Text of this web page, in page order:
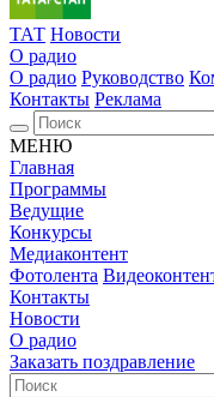
ТАТ Новости
О радио
О радио Руководство
Контакты Реклама
МЕНЮ
Главная
Программы
Ведущие
Конкурсы
Медиаконтент
Фотолента
Контакты
Новости
О радио
Заказать поздравление